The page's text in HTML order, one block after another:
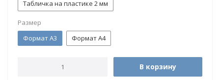
Табличка на пластике 2 мм
Размер
Формат А3
Формат А4
В корзину